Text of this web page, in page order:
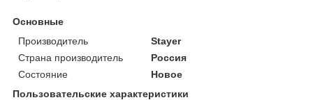
Основные
Производитель
Stayer
Страна производитель
Россия
Состояние
Новое
Пользовательские характеристики